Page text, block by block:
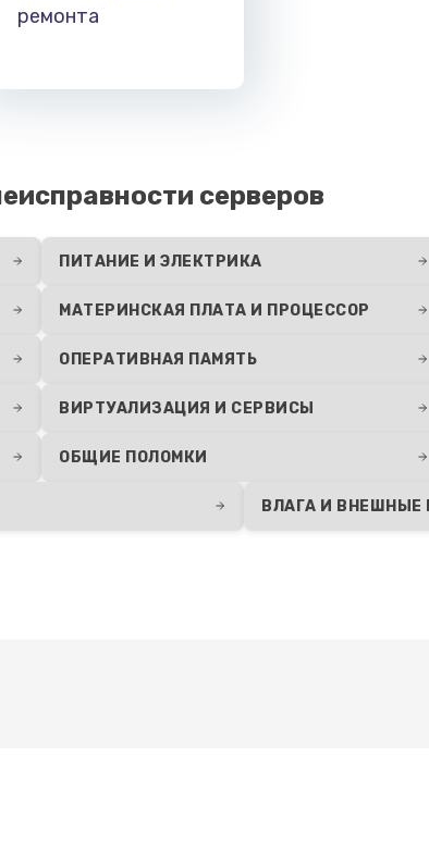
ремонта
серверов
ПИТАНИЕ И ЭЛЕКТРИКА
МАТЕРИНСКАЯ ПЛАТА И ПРОЦЕССОР
ОПЕРАТИВНАЯ ПАМЯТЬ
ВИРТУАЛИЗАЦИЯ И СЕРВИСЫ
ОБЩИЕ ПОЛОМКИ
ВЛАГА И ВНЕШНЫЕ